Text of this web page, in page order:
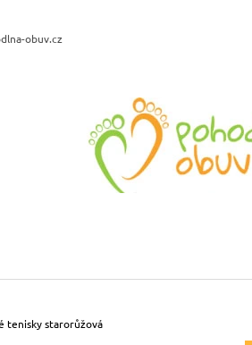
obuv.cz
tenisky starorůžová
CO POTŘEBUJETE NAJÍT?
HLEDAT
WD/BRUSA DÁMSKÁ
Kč